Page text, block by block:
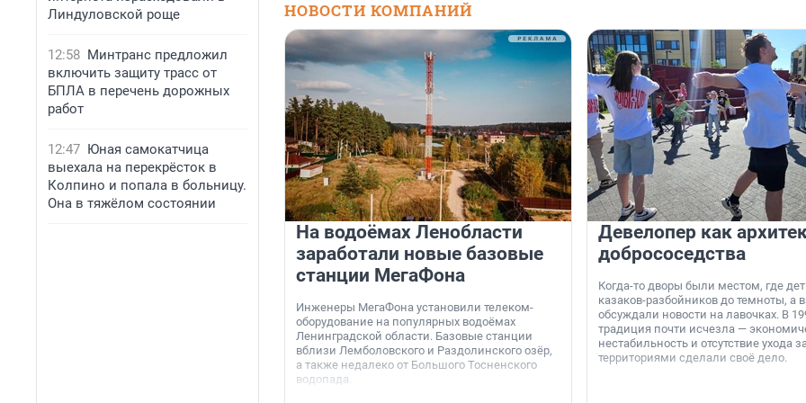
Линдуловской роще
12:58 Минтранс предложил
включить защиту трасс от
БПЛА в перечень дорожных
работ
12:47 Юная самокатчица
выехала на перекрёсток в
Колпино и попала в больницу.
Она в тяжёлом состоянии
НОВОСТИ КОМПАНИЙ
На водоёмах Ленобласти
заработали новые базовые
станции МегаФона
Инженеры МегаФона установили телеком-
оборудование на популярных водоёмах
Ленинградской области. Базовые станции
вблизи Лемболовского и Раздолинского озёр,
а также недалеко от Большого Тосненского
водопада.
Девелопер как
добрососедства
Когда-то дворы были местом, где
казаков-разбойников до темноты, а
обсуждали новости на лавочках. В
традиция почти исчезла —
нестабильность и отсутствие ухода
территориями сделали своё дело.